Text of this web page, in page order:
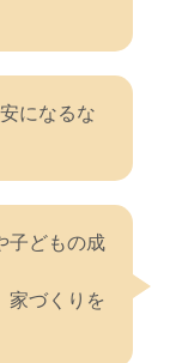
になるな
子どもの成
家づくりを